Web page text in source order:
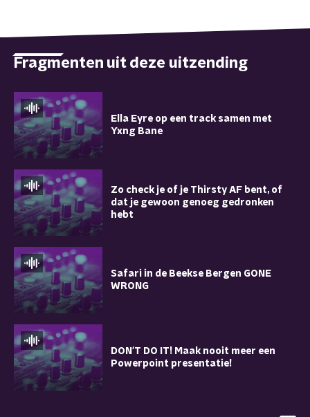
Fragmenten uit deze uitzending
Ella Eyre op een track samen met
Yxng Bane
Zo check je of je Thirsty AF bent, of
dat je gewoon genoeg gedronken
hebt
Safari in de Beekse Bergen GONE
WRONG
DON'T DO IT! Maak nooit meer een
Powerpoint presentatie!